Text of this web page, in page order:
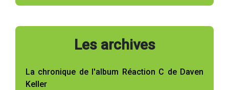
Les archives
La chronique de l'album Réaction C de Daven
Keller